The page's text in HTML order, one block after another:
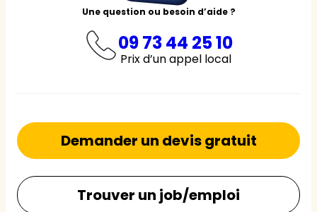
Une question ou besoin d’aide ?
09 73 44 25 10
Prix d’un appel local
Demander un devis gratuit
Trouver un job/emploi